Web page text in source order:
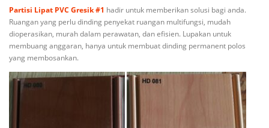
Partisi Lipat PVC Gresik #1 hadir untuk memberikan solusi bagi anda.
Ruangan yang perlu dinding penyekat ruangan multifungsi, mudah
dioperasikan, murah dalam perawatan, dan efisien. Lupakan untuk
membuang anggaran, hanya untuk membuat dinding permanent polos
yang membosankan.